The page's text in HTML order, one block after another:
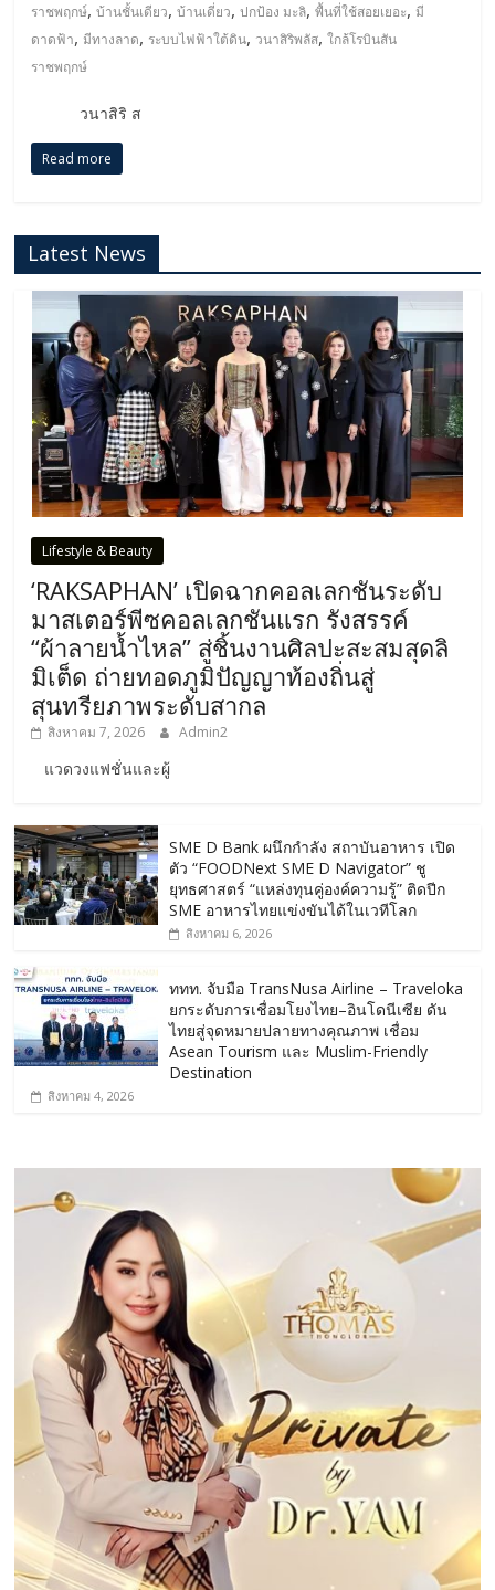
ราชพฤกษ์,บ้านชั้นเดียว,บ้านเดี่ยว,ปกป้อง มะลิ,พื้นที่ใช้สอยเยอะ,มี
ดาดฟ้า,มีทางลาด, ระบบไฟฟ้าใต้ดิน, วนาสิริพลัส,ใกล้โรบินสัน
ราชพฤกษ์
วนาสิริ ส
Read more
Latest News
Lifestyle & Beauty
‘RAKSAPHAN’ เปิดฉากคอลเลกชันระดับ
มาสเตอร์พีซคอลเลกชันแรก รังสรรค์
“ผ้าลายน้ำไหล” สู่ชิ้นงานศิลปะสะสมสุดลิ
มิเต็ด ถ่ายทอดภูมิปัญญาท้องถิ่นสู่
สุนทรียภาพระดับสากล
สิงหาคม 7, 2026 Admin2
แวดวงแฟชั่นและผู้
SME D Bank ผนึกกำลัง สถาบันอาหาร เปิด
ตัว “FOODNext SME D Navigator” ชู
ยุทธศาสตร์ “แหล่งทุนคู่องค์ความรู้” ติดปีก
SME อาหารไทยแข่งขันได้ในเวทีโลก
สิงหาคม 6, 2026
ททท. จับมือ TransNusa Airline – Traveloka
ยกระดับการเชื่อมโยงไทย–อินโดนีเซีย ดัน
ไทยสู่จุดหมายปลายทางคุณภาพ เชื่อม
Asean Tourism และ Muslim-Friendly
Destination
สิงหาคม 4, 2026